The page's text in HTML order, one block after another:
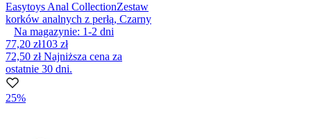
Easytoys Anal CollectionZestaw
korków analnych z perłą, Czarny
Na magazynie: 1-2 dni
77,20 zł103 zł
72,50 złNajniższa cena za
ostatnie 30 dni.
25%